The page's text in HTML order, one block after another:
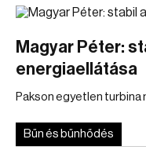
Magyar Péter:
energiaellátása
Pakson egyetlen turbina
Bűn és bűnhődés